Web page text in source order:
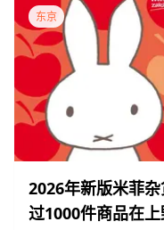
东京
2026年新版米菲
过1000件商品在